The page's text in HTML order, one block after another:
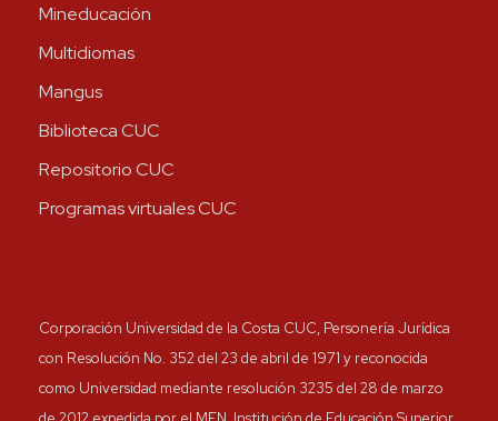
Mineducación
Multidiomas
Mangus
Biblioteca CUC
Repositorio CUC
Programas virtuales CUC
Corporación Universidad de la Costa CUC, Personería Jurídica
con Resolución No. 352 del 23 de abril de 1971 y reconocida
como Universidad mediante resolución 3235 del 28 de marzo